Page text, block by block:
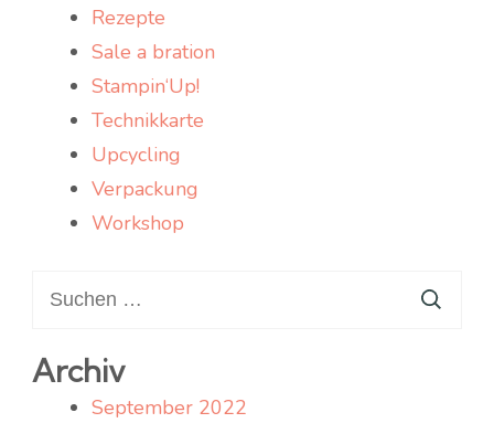
Rezepte
Sale a bration
Stampin‘Up!
Technikkarte
Upcycling
Verpackung
Workshop
nach:
Archiv
September 2022